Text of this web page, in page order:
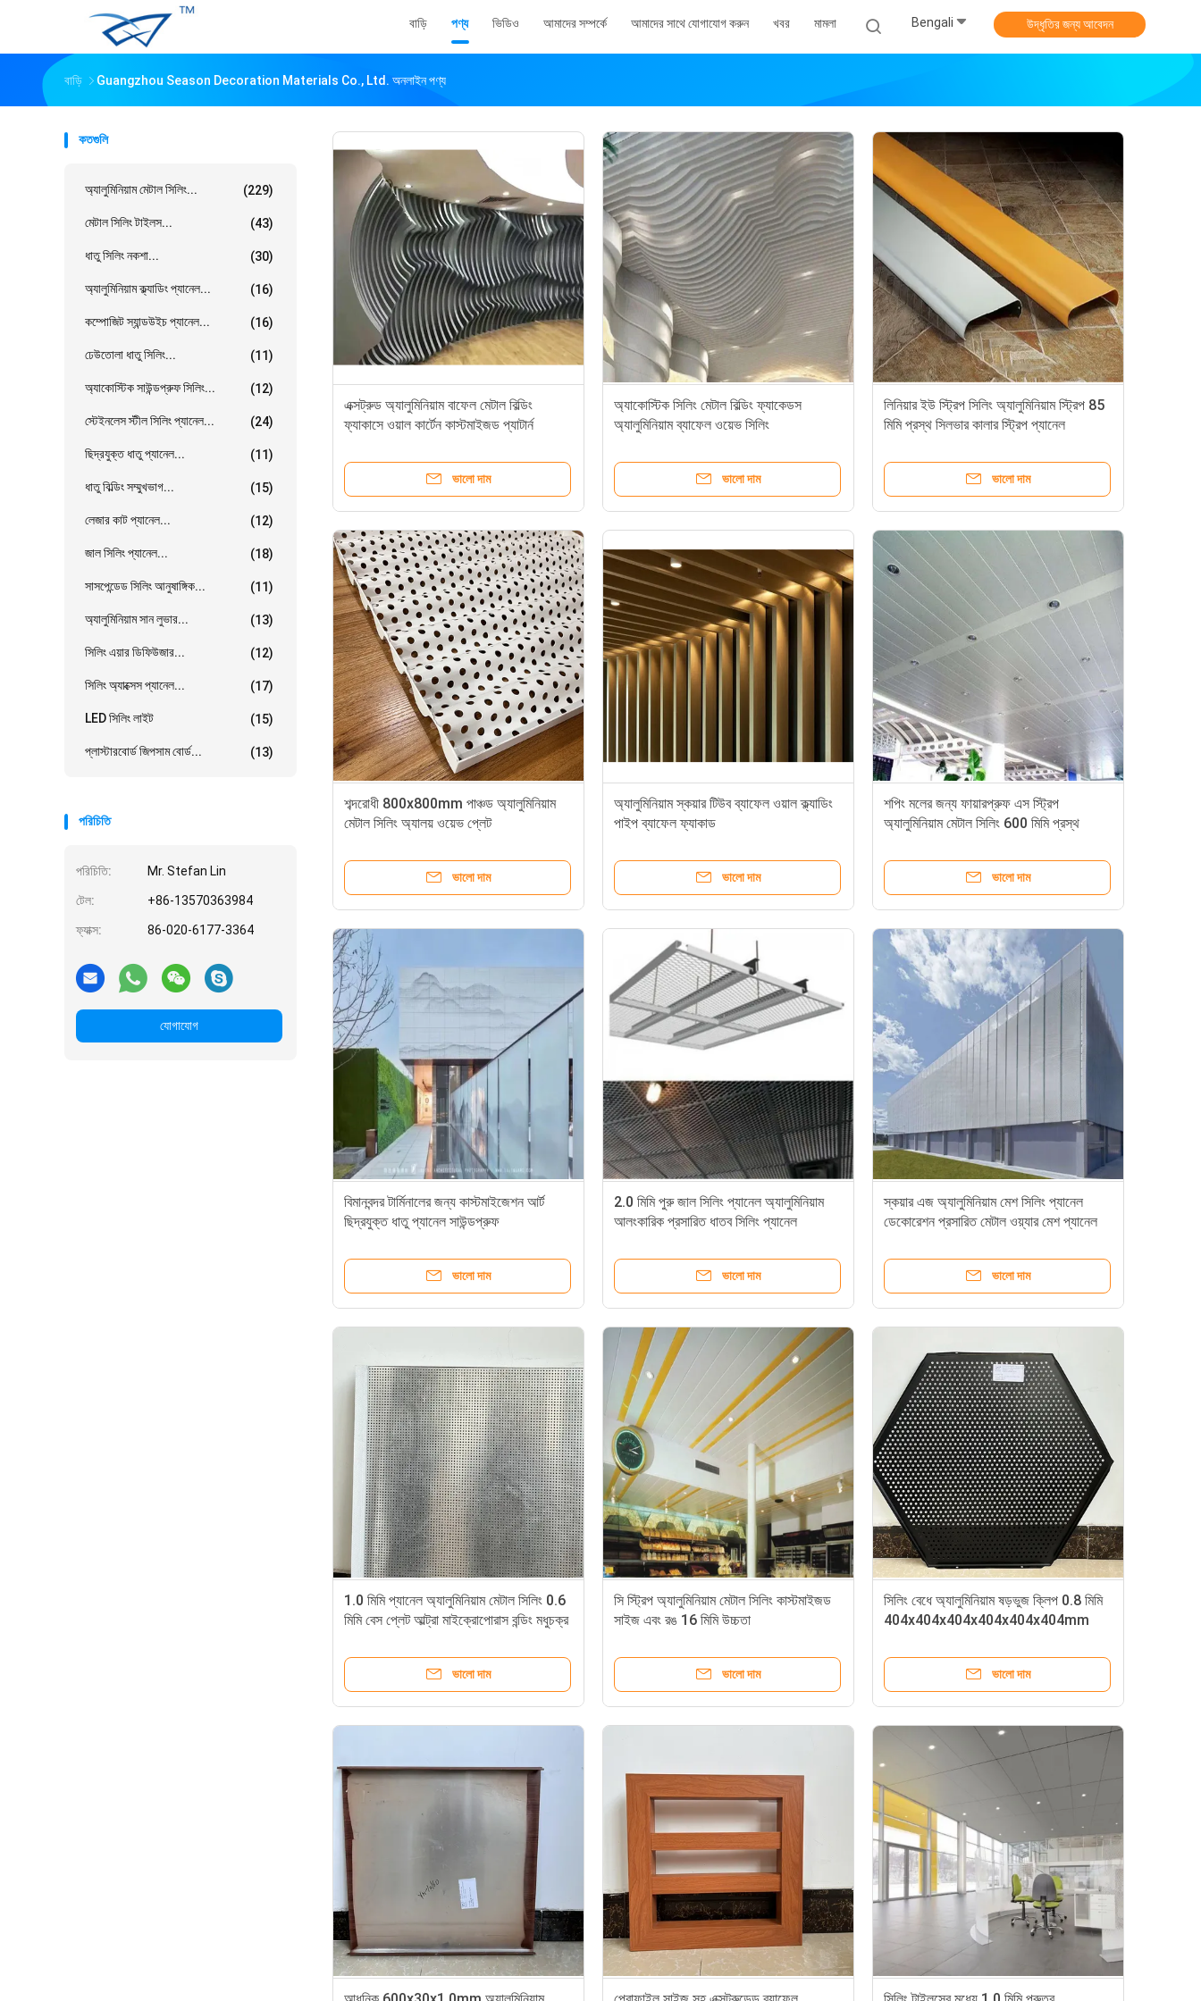
বাড়ি পণ্য ভিডিও আমাদের সম্পর্কে আমাদের সাথে যোগাযোগ করুন খবর মামলা Bengali উদ্ধৃতির জন্য আবেদন
বাড়ি Guangzhou Season Decoration Materials Co., Ltd. অনলাইন পণ্য
কতগুলি
অ্যালুমিনিয়াম মেটাল সিলিং... (229)
মেটাল সিলিং টাইলস... (43)
ধাতু সিলিং নকশা... (30)
অ্যালুমিনিয়াম ক্ল্যাডিং প্যানেল... (16)
কম্পোজিট স্যান্ডউইচ প্যানেল... (16)
ঢেউতোলা ধাতু সিলিং... (11)
অ্যাকোস্টিক সাউন্ডপ্রুফ সিলিং... (12)
স্টেইনলেস স্টীল সিলিং প্যানেল... (24)
ছিদ্রযুক্ত ধাতু প্যানেল... (11)
ধাতু বিল্ডিং সম্মুখভাগ... (15)
লেজার কাট প্যানেল... (12)
জাল সিলিং প্যানেল... (18)
সাসপেন্ডেড সিলিং আনুষাঙ্গিক... (11)
অ্যালুমিনিয়াম সান লুভার... (13)
সিলিং এয়ার ডিফিউজার... (12)
সিলিং অ্যাক্সেস প্যানেল... (17)
LED সিলিং লাইট (15)
প্লাস্টারবোর্ড জিপসাম বোর্ড... (13)
পরিচিতি
পরিচিতি: Mr. Stefan Lin
টেল: +86-13570363984
ফ্যাক্স: 86-020-6177-3364
যোগাযোগ
এক্সট্রুড অ্যালুমিনিয়াম বাফেল মেটাল বিল্ডিং
ফ্যাকাসে ওয়াল কার্টেন কাস্টমাইজড প্যাটার্ন
ভালো দাম
অ্যাকোস্টিক সিলিং মেটাল বিল্ডিং ফ্যাকেডস
অ্যালুমিনিয়াম ব্যাফেল ওয়েভ সিলিং
ভালো দাম
লিনিয়ার ইউ স্ট্রিপ সিলিং অ্যালুমিনিয়াম স্ট্রিপ 85
মিমি প্রস্থ সিলভার কালার স্ট্রিপ প্যানেল
ভালো দাম
শব্দরোধী 800x800mm পাঞ্চড অ্যালুমিনিয়াম
মেটাল সিলিং অ্যালয় ওয়েভ প্লেট
ভালো দাম
অ্যালুমিনিয়াম স্কয়ার টিউব ব্যাফেল ওয়াল ক্ল্যাডিং
পাইপ ব্যাফেল ফ্যাকাড
ভালো দাম
শপিং মলের জন্য ফায়ারপ্রুফ এস স্ট্রিপ
অ্যালুমিনিয়াম মেটাল সিলিং 600 মিমি প্রস্থ
ভালো দাম
বিমানবন্দর টার্মিনালের জন্য কাস্টমাইজেশন আর্ট
ছিদ্রযুক্ত ধাতু প্যানেল সাউন্ডপ্রুফ
ভালো দাম
2.0 মিমি পুরু জাল সিলিং প্যানেল অ্যালুমিনিয়াম
আলংকারিক প্রসারিত ধাতব সিলিং প্যানেল
ভালো দাম
স্কয়ার এজ অ্যালুমিনিয়াম মেশ সিলিং প্যানেল
ডেকোরেশন প্রসারিত মেটাল ওয়্যার মেশ প্যানেল
ভালো দাম
1.0 মিমি প্যানেল অ্যালুমিনিয়াম মেটাল সিলিং 0.6
মিমি বেস প্লেট আল্ট্রা মাইক্রোপোরাস বন্ডিং মধুচক্র
ভালো দাম
সি স্ট্রিপ অ্যালুমিনিয়াম মেটাল সিলিং কাস্টমাইজড
সাইজ এবং রঙ 16 মিমি উচ্চতা
ভালো দাম
সিলিং বেধে অ্যালুমিনিয়াম ষড়ভুজ ক্লিপ 0.8 মিমি
404x404x404x404x404x404mm
ভালো দাম